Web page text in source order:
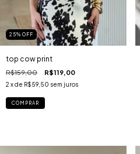
25% OFF
top cow print
R$159,00 R$119,00
2 x de R$59,50 sem juros
COMPRAR